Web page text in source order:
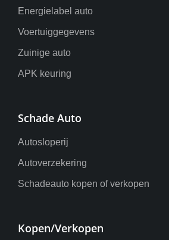
Energielabel auto
Voertuiggegevens
Zuinige auto
APK keuring
Schade Auto
Autosloperij
Autoverzekering
Schadeauto kopen of verkopen
Kopen/Verkopen